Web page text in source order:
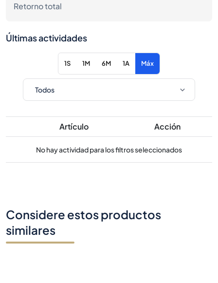
Retorno total
Últimas actividades
1S 1M 6M 1A Máx
Artículo Acción
No hay actividad para los filtros seleccionados
Considere estos productos
similares